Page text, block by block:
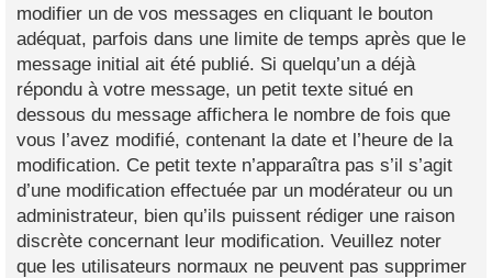
modifier un de vos messages en cliquant le bouton
adéquat, parfois dans une limite de temps après que le
message initial ait été publié. Si quelqu’un a déjà
répondu à votre message, un petit texte situé en
dessous du message affichera le nombre de fois que
vous l’avez modifié, contenant la date et l’heure de la
modification. Ce petit texte n’apparaîtra pas s’il s’agit
d’une modification effectuée par un modérateur ou un
administrateur, bien qu’ils puissent rédiger une raison
discrète concernant leur modification. Veuillez noter
que les utilisateurs normaux ne peuvent pas supprimer